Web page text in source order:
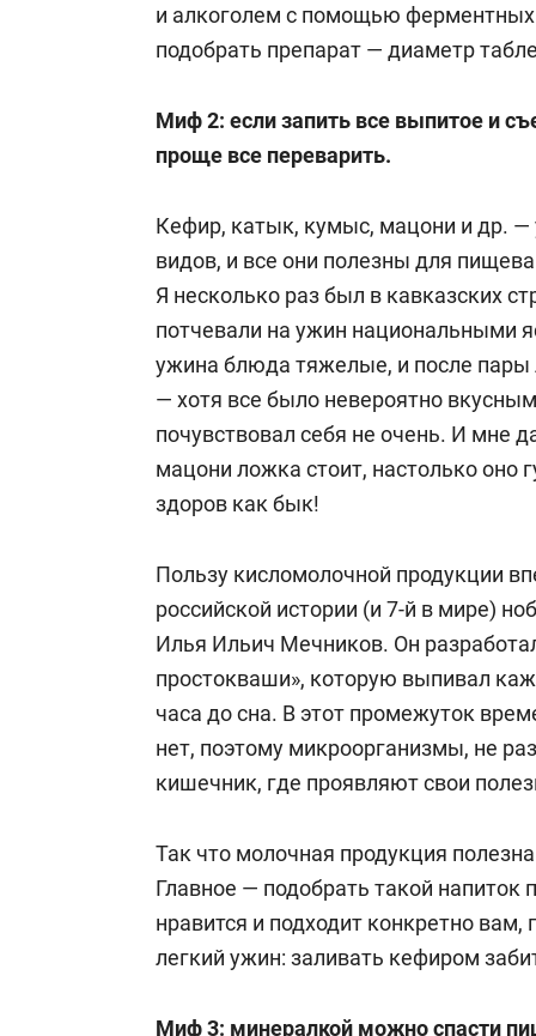
и алкоголем с помощью
подобрать препарат — диаметр
Миф 2: если запить все выпитое и
проще все переварить.
Кефир, катык, кумыс, мацони и др. —
видов, и все они полезны для
Я несколько раз был в кавказских
потчевали на ужин
ужина блюда тяжелые, и после
— хотя все было невероятно
почувствовал себя не очень. И мне
мацони ложка стоит, настолько оно
здоров как бык!
Пользу кисломолочной продукции
российской истории (и 7-й в мире)
Илья Ильич Мечников. Он
простокваши», которую выпивал
часа до сна. В этот промежуток
нет, поэтому микроорганизмы, не
кишечник, где проявляют свои
Так что молочная продукция
Главное — подобрать такой напиток
нравится и подходит конкретно
легкий ужин: заливать кефиром
Миф 3: минералкой можно спасти